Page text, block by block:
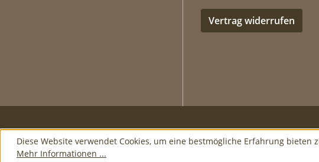
Vertrag widerrufen
Diese Website verwendet Cookies, um eine bestmögliche Erfahrung bieten
Mehr Informationen ...